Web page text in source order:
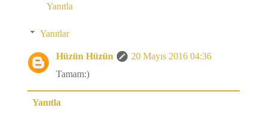
Yanıtla
Yanıtlar
Hüzün Hüzün
20 Mayıs 2016 04:36
Tamam:)
Yanıtla